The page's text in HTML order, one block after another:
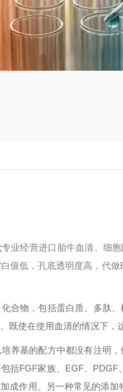
专业经营进口胎牛血清、细
值低，孔底透明度高，代
合物，包括蛋白质、多肽
既使在使用血清的情况下，
养基的配方中都没有注明
括FGF家族、EGF、
成作用。另一种常见的添